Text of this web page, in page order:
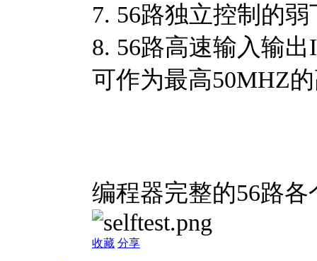
7. 56路独立控制的
8. 56路高速输入输
可作为最高50MHZ
编程器完整的56路
收藏 分享